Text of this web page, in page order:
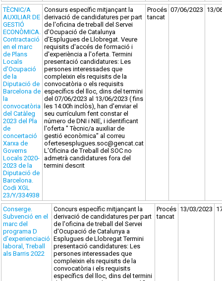
TÈCNIC/A
AUXILIAR DE
GESTIÓ
ECONÒMICA.
Contractació
en el marc
de Plans
Locals
d'Ocupació
de la
Diputació de
Barcelona de
la
convocatòria
del Catàleg
2023 del Pla
de
concertació
Xarxa de
Governs
Locals 2020-
2023 de la
Diputació de
Barcelona.
Codi XGL
23/Y/334938
Consurs específic mitjançant la
derivació de candidatures per part
de l'oficina de treball del Servei
d'Ocupació de Catalunya
d'Esplugues de Llobregat. Veure
requisits d'accés de formació i
d'experiència a l'oferta. Termini
presentació candidatures: Les
persones interessades que
compleixin els requisits de la
convocatòria o els requisits
específics del lloc, dins del termini
del 07/06/2023 al 13/06/2023 ( fins
les 14:00h inclòs), han d'enviar el
seu currículum fent constar el
número de DNI i NIE, i identificant
l'oferta " Tècnic/a auxiliar de
gestió econòmica" al correu
ofertesesplugues.soc@gencat.cat
L'Oficina de Treball del SOC no
admetrà candidatures fora del
termini descrit
Procés
tancat
07/06/2023 13/
Conserge.
Subvenció en el
marc del
programa D
d'experienciació
laboral, Treball
als Barris 2022
Concurs específic mitjançant la
derivació de candidatures per part
de l'oficina de treball del Servei
d'Ocupació de Catalunya a
Esplugues de Llobregat Termini
presentació candidatures: Les
persones interessades que
compleixin els requisits de la
convocatòria i els requisits
específics del lloc, dins del termini
Procés
tancat
13/03/2023